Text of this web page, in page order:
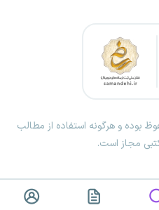
بوده و هرگونه استفاده از مطالب
مجاز است.